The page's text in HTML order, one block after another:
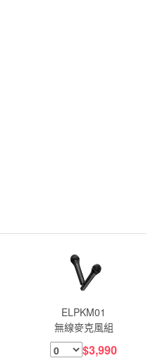
ELPKM01
無線麥克風組
$3,990